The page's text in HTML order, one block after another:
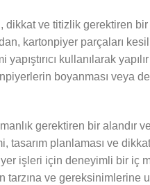
dikkat ve titizlik gerektiren bir
kartonpiyer parçaları
kullanılarak
boyanması veya
gerektiren bir alandır
planlaması ve
işleri için deneyimli bir iç
tarzına ve